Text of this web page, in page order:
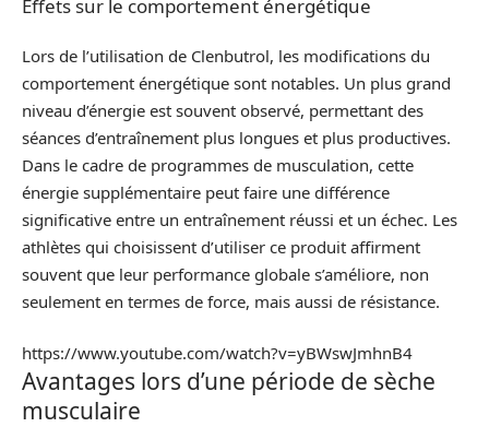
Effets sur le comportement énergétique
Lors de l’utilisation de Clenbutrol, les modifications du
comportement énergétique sont notables. Un plus grand
niveau d’énergie est souvent observé, permettant des
séances d’entraînement plus longues et plus productives.
Dans le cadre de programmes de musculation, cette
énergie supplémentaire peut faire une différence
significative entre un entraînement réussi et un échec. Les
athlètes qui choisissent d’utiliser ce produit affirment
souvent que leur performance globale s’améliore, non
seulement en termes de force, mais aussi de résistance.
https://www.youtube.com/watch?v=yBWswJmhnB4
Avantages lors d’une période de sèche
musculaire